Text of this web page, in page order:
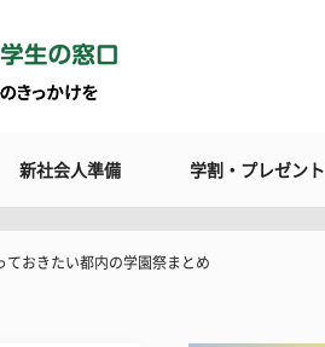
新社会人準備 学割・プレゼント
おきたい都内の学園祭まとめ